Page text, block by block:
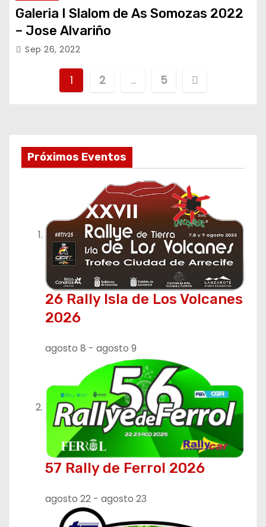
Galeria I Slalom de As Somozas 2022
– Jose Alvariño
Sep 26, 2022
i
c
i
ó
n
d
e
e
n
t
r
a
d
1 2 … 5
Próximos Eventos
26 Rally Isla de Los Volcanes
2026
agosto 8 - agosto 9
57 Rally de Ferrol 2026
agosto 22 - agosto 23